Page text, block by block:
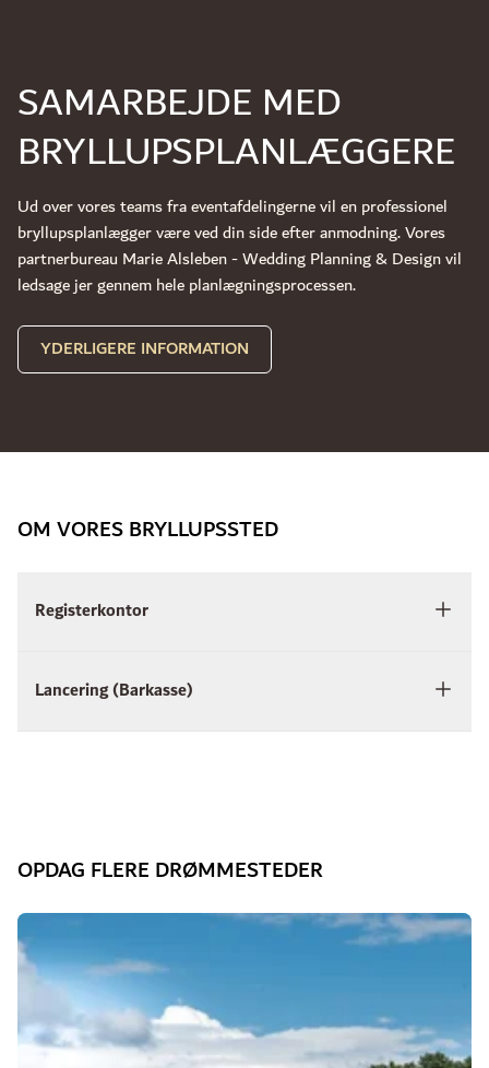
SAMARBEJDE MED
BRYLLUPSPLANLÆGGERE
Ud over vores teams fra eventafdelingerne vil en professionel
bryllupsplanlægger være ved din side efter anmodning. Vores
partnerbureau Marie Alsleben - Wedding Planning & Design vil
ledsage jer gennem hele planlægningsprocessen.
YDERLIGERE INFORMATION
OM VORES BRYLLUPSSTED
Registerkontor
Lancering (Barkasse)
OPDAG FLERE DRØMMESTEDER
Slide 1 af 5